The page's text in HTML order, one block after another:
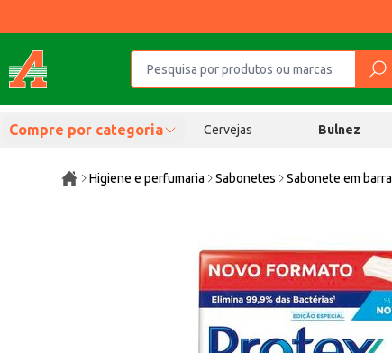
Compre por categoria Cervejas Bulnez
Higiene e perfumaria Sabonetes Sabonete em barra